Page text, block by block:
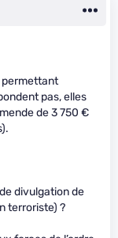
permettant
pas, elles
de 3 750 €
divulgation de
terroriste) ?